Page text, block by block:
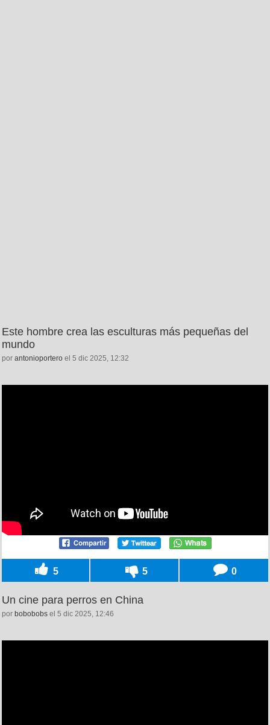
Este hombre crea las esculturas más pequeñas del
mundo
por antonioportero el 5 dic 2025, 12:32
5 5 0
Un cine para perros en China
por bobobobs el 5 dic 2025, 12:46